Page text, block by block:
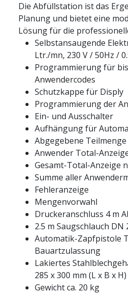
Die Abfüllstation ist das
Planung und bietet eine
Lösung für die
Selbstansaugende
Ltr./mn, 230 V / 50Hz /
Programmierung für
Anwendercodes
Schutzkappe für Disply
Programmierung der
Ein- und Ausschalter
Aufhängung für
Abgegebene
Anwender Total-
Gesamt-Total-Anzeige
Summe aller
Fehleranzeige
Mengenvorwahl
Druckeranschluss 4 m
2.5 m Saugschlauch
Automatik-Zapfpistole
Bauartzulassung
Lakiertes
285 x 300 mm (L x B x H)
Gewicht ca. 20 kg